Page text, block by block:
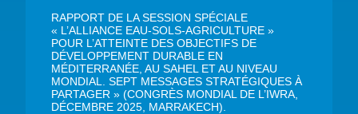
RAPPORT DE LA SESSION SPÉCIALE
« L’ALLIANCE EAU-SOLS-AGRICULTURE »
POUR L’ATTEINTE DES OBJECTIFS DE
DÉVELOPPEMENT DURABLE EN
MÉDITERRANÉE, AU SAHEL ET AU NIVEAU
MONDIAL. SEPT MESSAGES STRATÉGIQUES À
PARTAGER » (CONGRÈS MONDIAL DE L’IWRA,
DÉCEMBRE 2025, MARRAKECH).